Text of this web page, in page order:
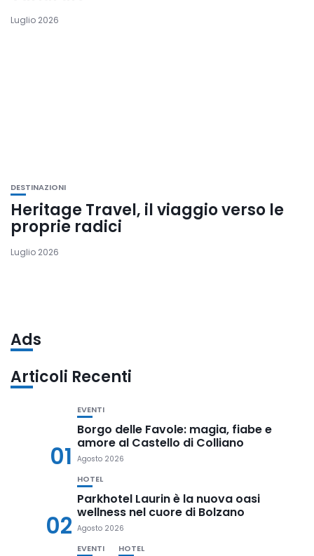
Luglio 2026
DESTINAZIONI
Heritage Travel, il viaggio verso le
proprie radici
Luglio 2026
Ads
Articoli Recenti
01
EVENTI
Borgo delle Favole: magia, fiabe e
amore al Castello di Colliano
Agosto 2026
02
HOTEL
Parkhotel Laurin è la nuova oasi
wellness nel cuore di Bolzano
Agosto 2026
EVENTI HOTEL